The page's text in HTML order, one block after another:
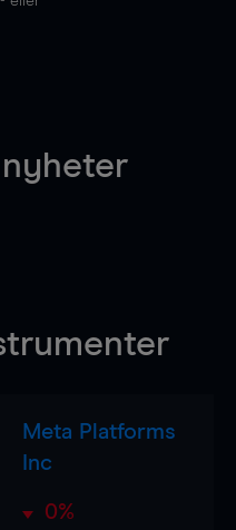
Meta Platforms
Inc
0%